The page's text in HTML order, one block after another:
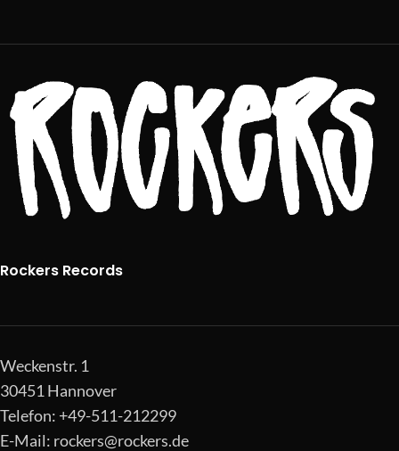
Rockers Records
Weckenstr. 1
30451 Hannover
Telefon: +49-511-212299
E-Mail: rockers@rockers.de